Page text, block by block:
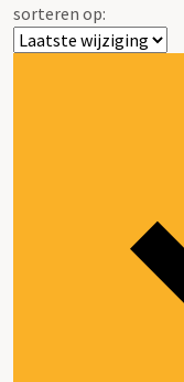
sorteren op: